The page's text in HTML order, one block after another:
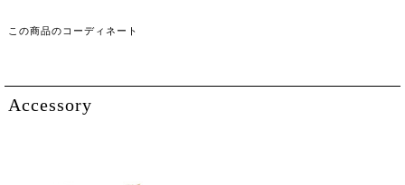
この商品のコーディネート
Accessory